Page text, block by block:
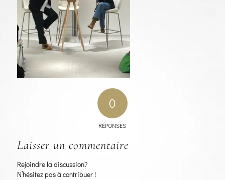
0
RÉPONSES
Laisser un commentaire
Rejoindre la discussion?
N’hésitez pas à contribuer !